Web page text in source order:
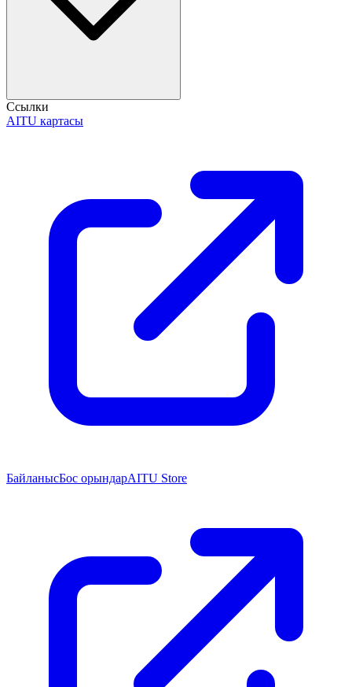
Ссылки
AITU картасы
БайланысБос орындарAITU Store